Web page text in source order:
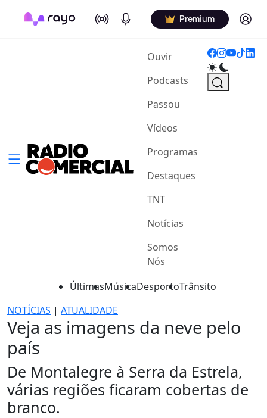
On Air Podcasts Premium Log in
Ouvir(current)
Podcasts
Passou
Vídeos
Programas
Destaques
TNT
Notícias
Somos
Nós
ÚltimasMúsicaDesportoTrânsito
NOTÍCIAS | ATUALIDADE
Veja as imagens da neve pelo
país
De Montalegre à Serra da Estrela,
várias regiões ficaram cobertas de
branco.